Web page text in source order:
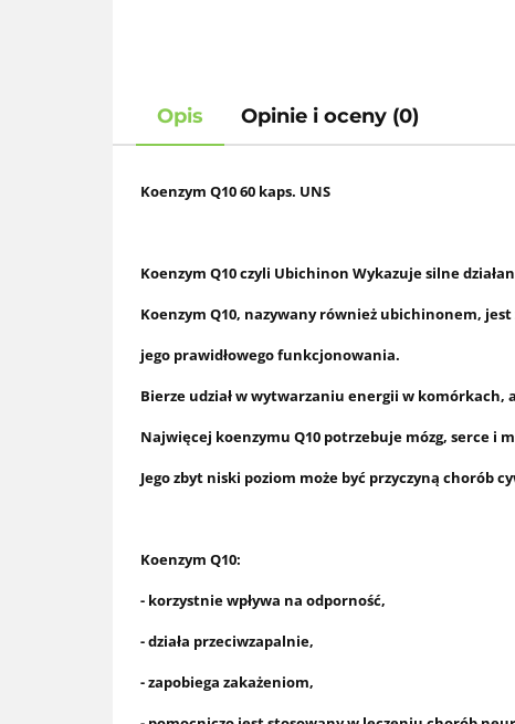
Opis Opinie i oceny (0)
Koenzym Q10 60 kaps. UNS
Koenzym Q10 czyli Ubichinon Wykazuje silne
Koenzym Q10, nazywany również ubichinonem,
jego prawidłowego funkcjonowania.
Bierze udział w wytwarzaniu energii w komórkach,
Najwięcej koenzymu Q10 potrzebuje mózg, serce i
Jego zbyt niski poziom może być przyczyną chorób
Koenzym Q10:
- korzystnie wpływa na odporność,
- działa przeciwzapalnie,
- zapobiega zakażeniom,